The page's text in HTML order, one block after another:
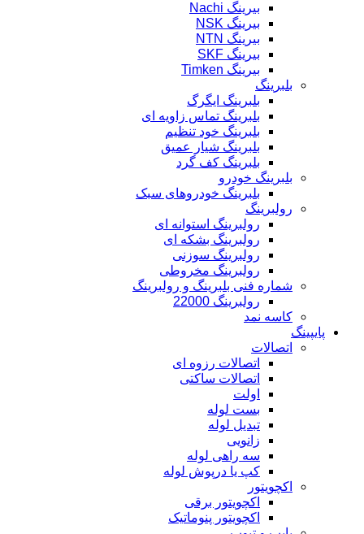
بیرینگ Nachi
بیرینگ NSK
بیرینگ NTN
بیرینگ SKF
بیرینگ Timken
بلبرینگ
بلبرینگ ایگرگ
بلبرینگ تماس زاویه ای
بلبرینگ خود تنظیم
بلبرینگ شیار عمیق
بلبرینگ کف گرد
بلبرینگ خودرو
بلبرینگ خودروهای سبک
رولبرینگ
رولبرینگ استوانه ای
رولبرینگ بشکه ای
رولبرینگ سوزنی
رولبرینگ مخروطی
شماره فنی بلبرینگ و رولبرینگ
رولبرینگ 22000
کاسه نمد
پایپینگ
اتصالات
اتصالات رزوه ای
اتصالات ساکتی
اولت
بست لوله
تبدیل لوله
زانویی
سه راهی لوله
کپ یا درپوش لوله
اکچویتور
اکچویتور برقی
اکچویتور پنوماتیک